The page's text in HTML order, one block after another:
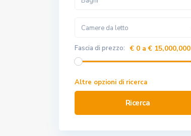
Camere da letto
Fascia di prezzo: € 0 a € 15,000,000
Altre opzioni di ricerca
Ricerca